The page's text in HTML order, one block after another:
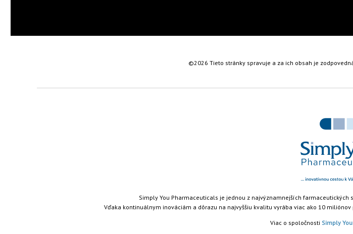
©2026 Tieto stránky spravuje a za ich obsah je zodpovedná
Simply You Pharmaceuticals je jednou z najvýznamnejších
Vďaka kontinuálnym inováciám a dôrazu na najvyššiu kvalitu vyrába viac ako 10
Viac o spoločnosti Simply